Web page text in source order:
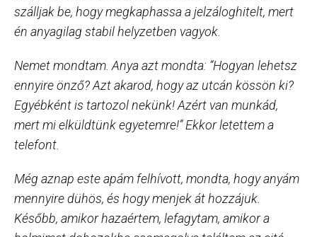
szálljak be, hogy megkaphassa a jelzáloghitelt, mert
én anyagilag stabil helyzetben vagyok.
Nemet mondtam. Anya azt mondta: “Hogyan lehetsz
ennyire önző? Azt akarod, hogy az utcán kössön ki?
Egyébként is tartozol nekünk! Azért van munkád,
mert mi elküldtünk egyetemre!” Ekkor letettem a
telefont.
Még aznap este apám felhívott, mondta, hogy anyám
mennyire dühös, és hogy menjek át hozzájuk.
Később, amikor hazaértem, lefagytam, amikor a